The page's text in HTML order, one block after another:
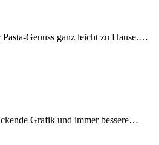
Genuss ganz leicht zu Hause.…
Grafik und immer bessere…